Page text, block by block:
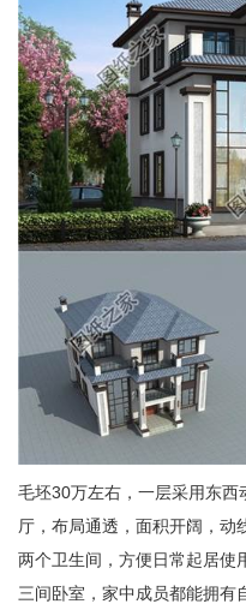
毛坯30万左右，一层采用东西
厅，布局通透，面积开阔，动
两个卫生间，方便日常起居使
三间卧室，家中成员都能拥有